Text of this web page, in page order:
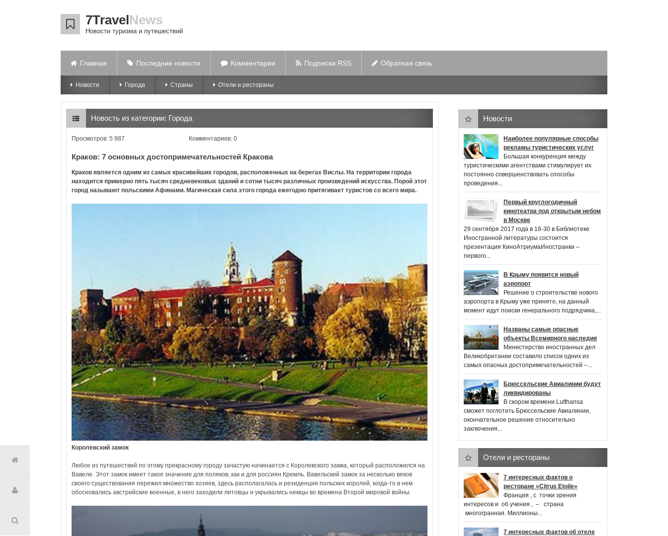
7TravelNews
Новости туризма и путешествий
Главная Последние новости Комментарии Подписка RSS Обратная связь
Новости Города Страны Отели и рестораны
Новость из категории: Города
Просмотров: 5 987 Комментариев: 0
Краков: 7 основных достопримечательностей Кракова
Краков является одним из самых красивейших городов, расположенных на берегах Вислы. На территории города
находится примерно пять тысяч средневековых зданий и сотни тысяч различных произведений искусства. Порой этот
город называют польскими Афинами. Магическая сила этого города ежегодно притягивает туристов со всего мира.
Королевский замок
Любое из путешествий по этому прекрасному городу зачастую начинается с Королевского замка, который расположился на
Вавеле. Этот замок имеет такое значение для поляков, как и для россиян Кремль. Вавельский замок за несколько веков
своего существования пережил множество хозяев, здесь располагалась и резиденция польских королей, когда-то в нем
обосновались австрийские военные, в него заходили литовцы и укрывались немцы во времена Второй мировой войны.
Новости
Наиболее популярные способы
рекламы туристических услуг
Большая конкуренция между
туристическими агентствами стимулирует их
постоянно совершенствовать способы
проведения...
Первый круглогодичный
кинотеатра под открытым небом
в Москве
29 сентября 2017 года в 18-30 в Библиотеке
Иностранной литературы состоится
презентация КиноАтриумаИностранки –
первого...
В Крыму появится новый
аэропорт
Решение о строительстве нового
аэропорта в Крыму уже принято, на данный
момент идут поиски генерального подрядчика,...
Названы самые опасные
объекты Всемирного наследия
Министерство иностранных дел
Великобритании составило список одних из
самых опасных достопримечательностей –...
Брюссельские Авиалинии будут
ликвидированы
В скором времени Lufthansa
сможет поглотить Брюссельские Авиалинии,
окончательное решение относительно
заключения...
Отели и рестораны
7 интересных фактов о
ресторане «Citrus Etoile»
Франция , с точки зрения
интересов и об учения , ‒ страна
многогранная. Миллионы...
7 интересных фактов об отеле